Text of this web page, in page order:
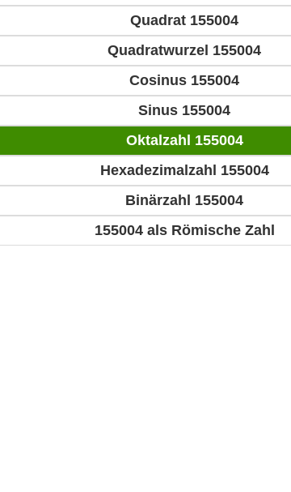
Quadrat 155004
Quadratwurzel 155004
Cosinus 155004
Sinus 155004
Oktalzahl 155004
Hexadezimalzahl 155004
Binärzahl 155004
155004 als Römische Zahl